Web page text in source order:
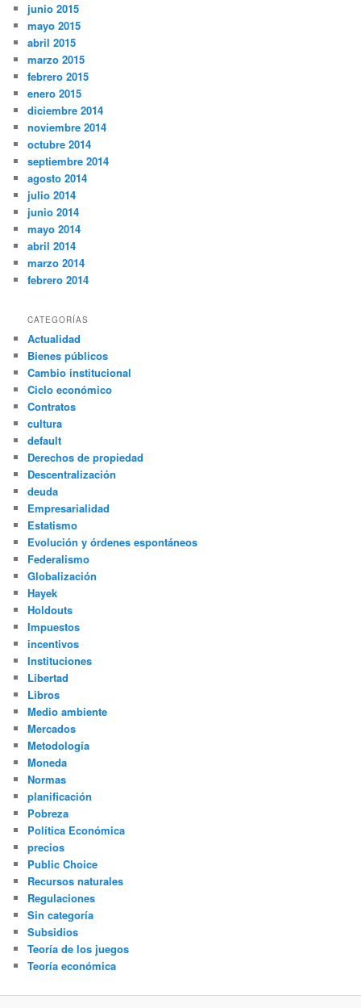
junio 2015
mayo 2015
abril 2015
marzo 2015
febrero 2015
enero 2015
diciembre 2014
noviembre 2014
octubre 2014
septiembre 2014
agosto 2014
julio 2014
junio 2014
mayo 2014
abril 2014
marzo 2014
febrero 2014
CATEGORÍAS
Actualidad
Bienes públicos
Cambio institucional
Ciclo económico
Contratos
cultura
default
Derechos de propiedad
Descentralización
deuda
Empresarialidad
Estatismo
Evolución y órdenes espontáneos
Federalismo
Globalización
Hayek
Holdouts
Impuestos
incentivos
Instituciones
Libertad
Libros
Medio ambiente
Mercados
Metodología
Moneda
Normas
planificación
Pobreza
Política Económica
precios
Public Choice
Recursos naturales
Regulaciones
Sin categoría
Subsidios
Teoría de los juegos
Teoría económica